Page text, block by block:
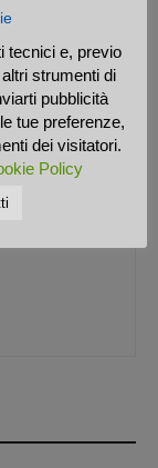
tecnici e, previo
strumenti di
pubblicità
tue preferenze,
dei visitatori.
Policy